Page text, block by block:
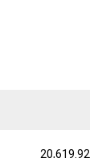
20,619.92